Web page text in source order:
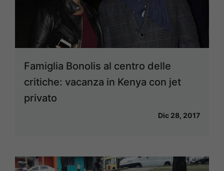
Famiglia Bonolis al centro delle
critiche: vacanza in Kenya con jet
privato
Dic 28, 2017